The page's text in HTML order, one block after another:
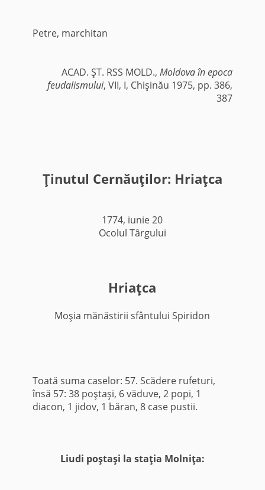
Petre, marchitan
ACAD. ŞT. RSS MOLD.,Moldova în epoca
feudalismului, VII, I, Chişinău 1975, pp. 386,
387
Ţinutul Cernăuţilor: Hriaţca
1774, iunie 20
Ocolul Târgului
Hriaţca
Moşia mănăstirii sfântului Spiridon
Toată suma caselor: 57. Scădere rufeturi,
însă 57: 38 poştaşi, 6 văduve, 2 popi, 1
diacon, 1 jidov, 1 băran, 8 case pustii.
Liudi poştaşi la staţia Molniţa: